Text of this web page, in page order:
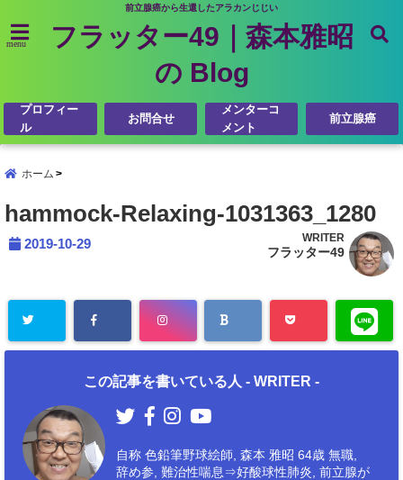
前立腺癌から生還したアラカンじじい
menu
フラッター49｜森本雅昭
の Blog
プロフィー
ル
お問合せ
メンターコ
メント
前立腺癌
ホーム
hammock-Relaxing-1031363_1280
2019-10-29 WRITER
フラッター49
この記事を書いている人 - WRITER -
自称 色鉛筆野球絵師, 森本 雅昭 64歳 無職,
辞め参, 難治性喘息⇒好酸球性肺炎, 前立腺が